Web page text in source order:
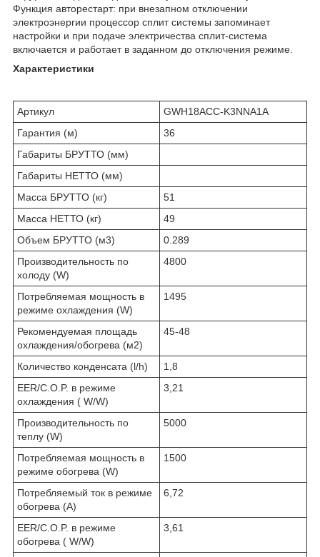
Функция авторестарт: при внезапном отключении
электроэнергии процессор сплит системы запоминает
настройки и при подаче электричества сплит-система
включается и работает в заданном до отключения режиме.
Характеристики
Артикул
GWH18ACC-K3NNA1A
Гарантия (м)
36
Габариты БРУТТО (мм)
Габариты НЕТТО (мм)
Масса БРУТТО (кг)
51
Масса НЕТТО (кг)
49
Объем БРУТТО (м3)
0.289
Производительность по
холоду (W)
4800
Потребляемая мощность в
режиме охлаждения (W)
1495
Рекомендуемая площадь
охлаждения/обогрева (м2)
45-48
Количество конденсата (l/h)
1,8
EER/C.O.P. в режиме
охлаждения ( W/W)
3,21
Производительность по
теплу (W)
5000
Потребляемая мощность в
режиме обогрева (W)
1500
Потребляемый ток в режиме
обогрева (A)
6,72
EER/C.O.P. в режиме
обогрева ( W/W)
3,61